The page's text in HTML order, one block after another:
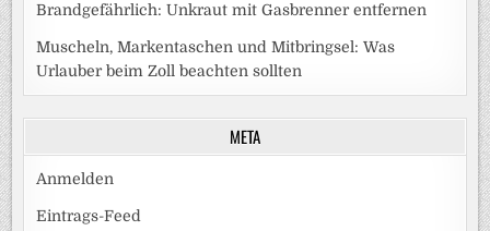
Brandgefährlich: Unkraut mit Gasbrenner entfernen
Muscheln, Markentaschen und Mitbringsel: Was
Urlauber beim Zoll beachten sollten
META
Anmelden
Eintrags-Feed